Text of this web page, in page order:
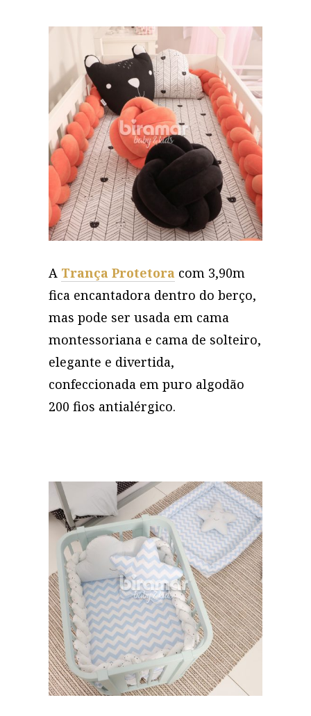
A Trança Protetora com 3,90m
fica encantadora dentro do berço,
mas pode ser usada em cama
montessoriana e cama de solteiro,
elegante e divertida,
confeccionada em puro algodão
200 fios antialérgico.